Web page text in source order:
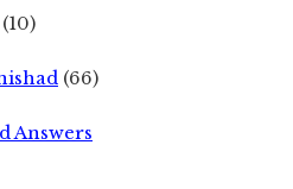
(10)
(66)
Answers